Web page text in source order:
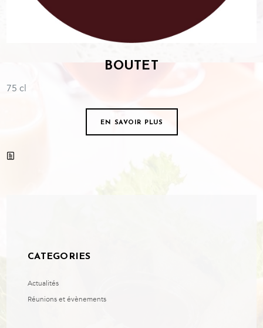
BOUTET
75 cl
EN SAVOIR PLUS
CATEGORIES
Actualités
Réunions et évènements